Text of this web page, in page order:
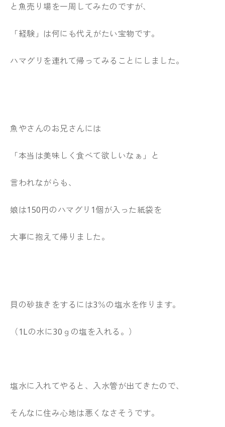
と魚売り場を一周してみたのですが、
「経験」は何にも代えがたい宝物です。
ハマグリを連れて帰ってみることにしました。
魚やさんのお兄さんには
「本当は美味しく食べて欲しいなぁ」と
言われながらも、
娘は150円のハマグリ1個が入った紙袋を
大事に抱えて帰りました。
貝の砂抜きをするには3％の塩水を作ります。
（1Lの水に30ｇの塩を入れる。）
塩水に入れてやると、入水管が出てきたので、
そんなに住み心地は悪くなさそうです。